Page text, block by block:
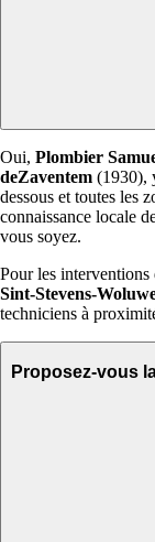
Oui, Plombier
deZaventem (1930),
dessous et toutes les
connaissance locale
vous soyez.
Pour les interventions
Sint-Stevens-
techniciens à
Proposez-vous